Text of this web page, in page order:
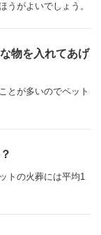
うがよいでしょう。
物を入れてあげ
とが多いのでペット
トの火葬には平均1